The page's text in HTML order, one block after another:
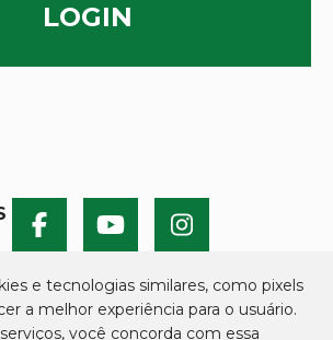
LOGIN
e tecnologias similares, como pixels
a melhor experiência para o usuário.
você concorda com essa